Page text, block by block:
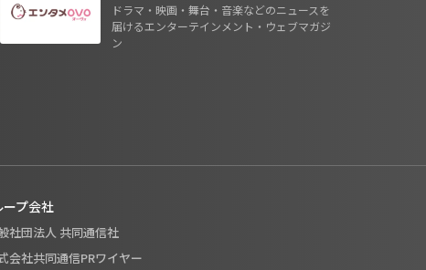
ドラマ・映画・舞台・音楽などのニュースを
届けるエンターテインメント・ウェブマガジ
ン
ープ会社
社団法人 共同通信社
会社共同通信PRワイヤー